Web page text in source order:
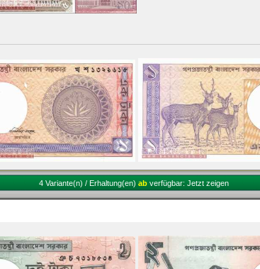
4 Variante(n) / Erhaltung(en) ab verfügbar: Jetzt zeigen